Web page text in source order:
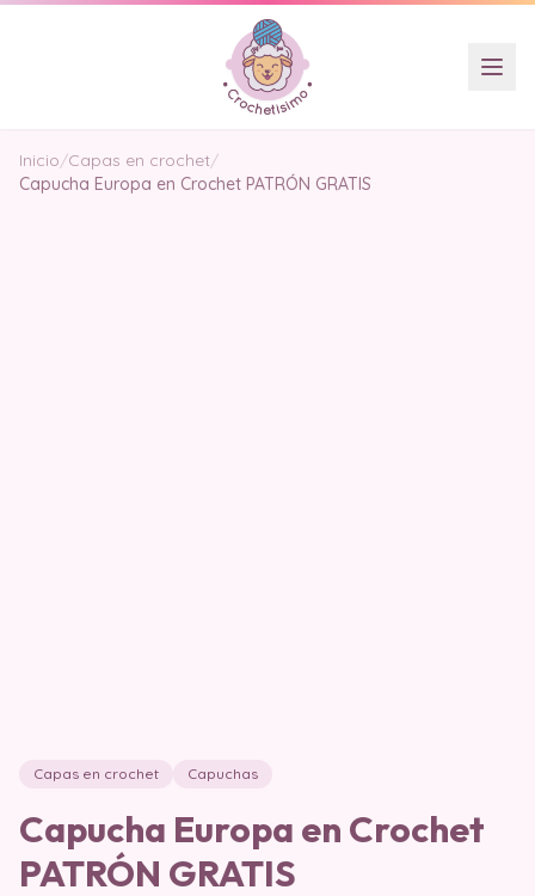
Inicio/Capas en crochet/
Capucha Europa en Crochet PATRÓN GRATIS
Capas en crochet Capuchas
Capucha Europa en Crochet
PATRÓN GRATIS